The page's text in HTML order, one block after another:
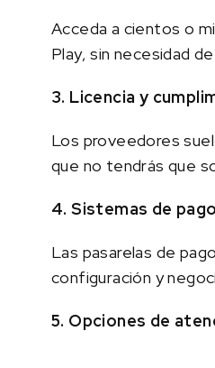
Acceda a cientos o
Play, sin necesidad
3. Licencia y
Los proveedores
que no tendrás que
4. Sistemas de
Las pasarelas de
configuración y
5. Opciones de